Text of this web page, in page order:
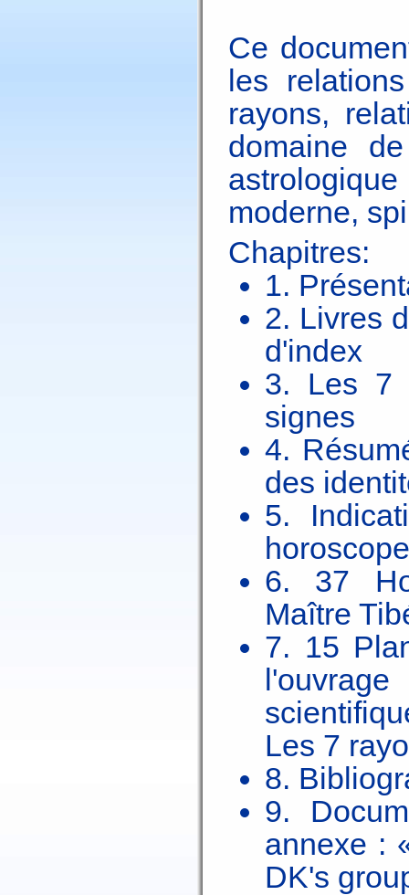
Ce
les
rayons,
domaine
moderne,
Chapitres:
1.
2. Livres
d'index
3. Les 7
signes
4.
des
5.
6. 37
Maître
7. 15
Les 7
8.
9.
annexe :
DK's